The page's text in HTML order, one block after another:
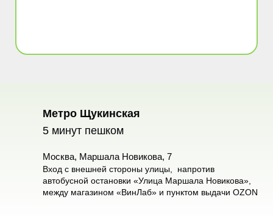
Метро Щукинская
5 минут пешком
Москва, Маршала Новикова, 7
Вход c внешней стороны улицы, напротив
автобусной остановки «Улица Маршала Новикова»,
между магазином «ВинЛаб» и пунктом выдачи OZON